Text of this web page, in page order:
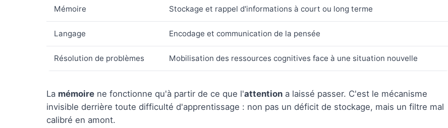
Mémoire Stockage et rappel d'informations à court ou long terme
Langage Encodage et communication de la pensée
Résolution de problèmes Mobilisation des ressources cognitives face à une situation nouvelle
La mémoire ne fonctionne qu'à partir de ce que l'attention a laissé passer. C'est le mécanisme
invisible derrière toute difficulté d'apprentissage : non pas un déficit de stockage, mais un filtre mal
calibré en amont.